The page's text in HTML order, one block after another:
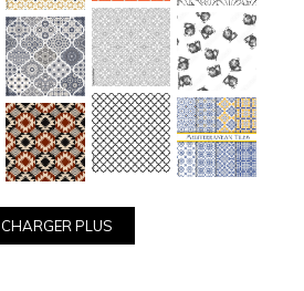
CHARGER PLUS